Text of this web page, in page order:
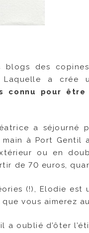
blogs des
Laquelle a crée
connu pour
a séjourné
à Port Gentil
ou en
de 70 euros,
(!), Elodie
que vous aimerez
a oublié d’ôter